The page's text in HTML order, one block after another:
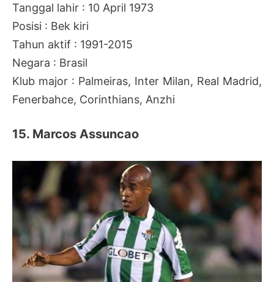
Tanggal lahir : 10 April 1973
Posisi : Bek kiri
Tahun aktif : 1991-2015
Negara : Brasil
Klub major : Palmeiras, Inter Milan, Real Madrid,
Fenerbahce, Corinthians, Anzhi
15. Marcos Assuncao